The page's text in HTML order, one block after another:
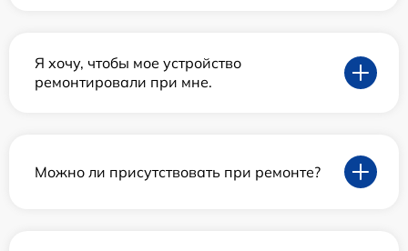
Я хочу, чтобы мое устройство
ремонтировали при мне.
Можно ли присутствовать при ремонте?